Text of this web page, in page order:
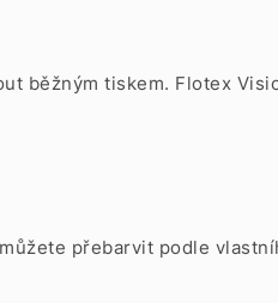
běžným tiskem. Flotex
přebarvit podle